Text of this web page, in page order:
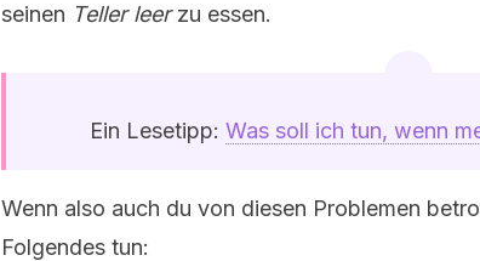
seinen Teller leerzu essen.
Ein Lesetipp: Was soll ich tun, wenn
Wenn also auch du von diesen Problemen
Folgendes tun: